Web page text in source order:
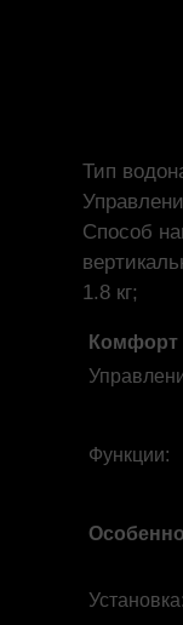
Тип
Способ
1.8 кг;
Комфорт
Функции:
Установка: